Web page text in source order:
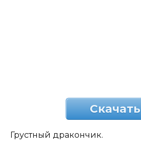
Скачать
Грустный дракончик.